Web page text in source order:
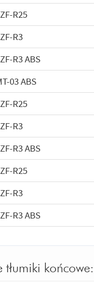
R25
R3
R3 ABS
03 ABS
R25
R3
R3 ABS
R25
R3
R3 ABS
tłumiki końcowe: